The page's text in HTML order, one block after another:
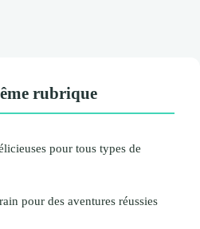
rubrique
pour tous types de
pour des aventures réussies